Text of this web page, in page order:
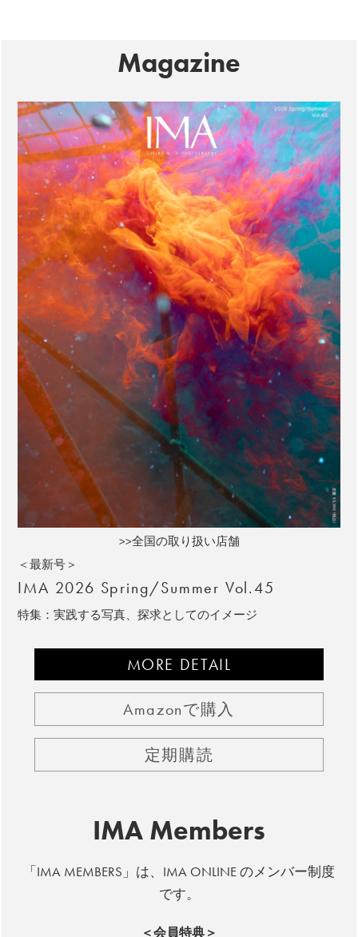
Magazine
>>全国の取り扱い店舗
＜最新号＞
IMA 2026 Spring/Summer Vol.45
特集：実践する写真、探求としてのイメージ
MORE DETAIL
Amazonで購入
定期購読
IMA Members
「IMA MEMBERS」は、IMA ONLINE のメンバー制度
です。
＜会員特典＞